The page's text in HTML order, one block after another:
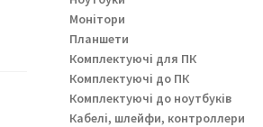
Монітори
Планшети
Комплектуючі для ПК
Комплектуючі до ПК
Комплектуючі до ноутбуків
Кабелі, шлейфи, контроллери